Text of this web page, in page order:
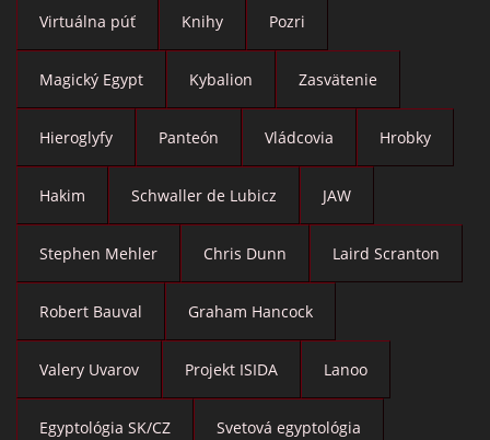
Virtuálna púť Knihy Pozri
Magický Egypt Kybalion Zasvätenie
Hieroglyfy Panteón Vládcovia Hrobky
Hakim Schwaller de Lubicz JAW
Stephen Mehler Chris Dunn Laird Scranton
Robert Bauval Graham Hancock
Valery Uvarov Projekt ISIDA Lanoo
Egyptológia SK/CZ Svetová egyptológia